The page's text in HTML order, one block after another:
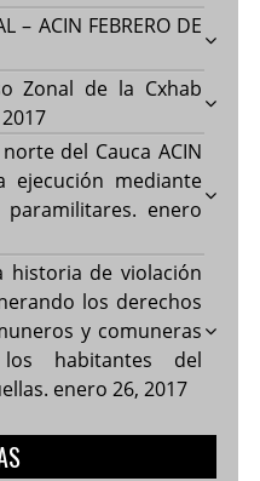
– ACIN FEBRERO DE
Zonal de la Cxhab
del Cauca ACIN
mediante
enero
historia de violación
los derechos
y comuneras
habitantes del
enero 26, 2017